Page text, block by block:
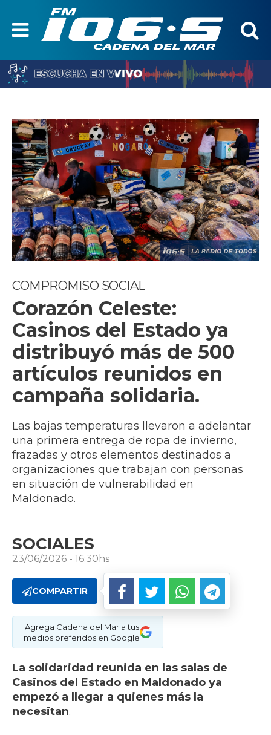
COMPROMISO SOCIAL
Corazón Celeste:
Casinos del Estado ya
distribuyó más de 500
artículos reunidos en
campaña solidaria.
Las bajas temperaturas llevaron a adelantar
una primera entrega de ropa de invierno,
frazadas y otros elementos destinados a
organizaciones que trabajan con personas
en situación de vulnerabilidad en
Maldonado.
SOCIALES
23/06/2026 - 16:30hs
COMPARTIR
Agrega Cadena del Mar a tus
medios preferidos en Google
La solidaridad reunida en las salas de
Casinos del Estado en Maldonado ya
empezó a llegar a quienes más la
necesitan.